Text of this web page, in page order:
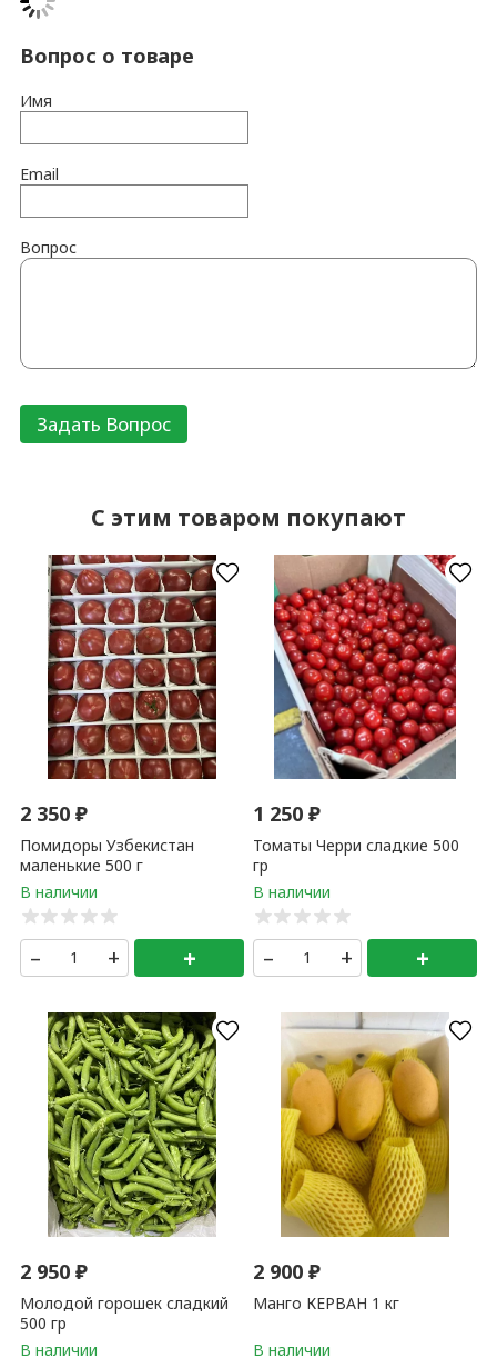
Вопрос о товаре
Имя
Email
Вопрос
C этим товаром покупают
2 350₽
Помидоры Узбекистан
маленькие 500 г
– + +
1 250₽
Томаты Черри сладкие 500
гр
– + +
2 950₽
Молодой горошек сладкий
500 гр
2 900₽
Манго КЕРВАН 1 кг